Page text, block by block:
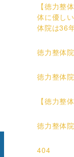
【徳力整
体に優し
体院は36
徳力整体
徳力整体
【徳力整
徳力整体
404